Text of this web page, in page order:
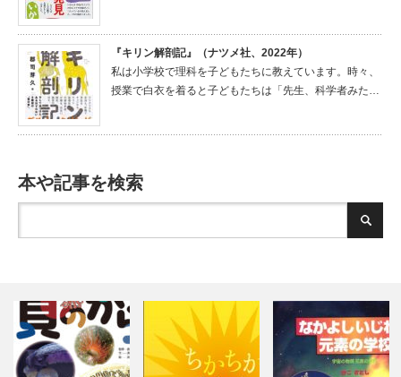
『キリン解剖記』（ナツメ社、2022年）
私は小学校で理科を子どもたちに教えています。時々、
授業で白衣を着ると子どもたちは「先生、科学者みた…
本や記事を検索